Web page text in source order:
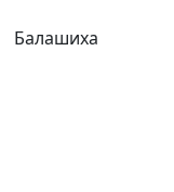
Балашиха